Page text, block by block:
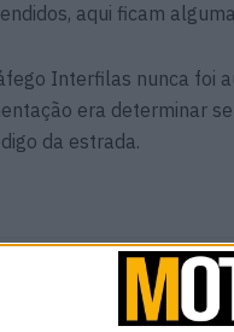
aqui ficam
Interfilas nunca foi
era determinar
da estrada.
33%